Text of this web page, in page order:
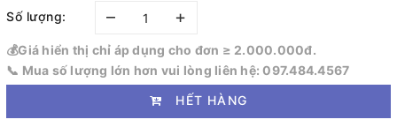
Số lượng: – +
💰Giá hiển thị chỉ áp dụng cho đơn ≥ 2.000.000đ.
📞 Mua số lượng lớn hơn vui lòng liên hệ: 097.484.4567
HẾT HÀNG